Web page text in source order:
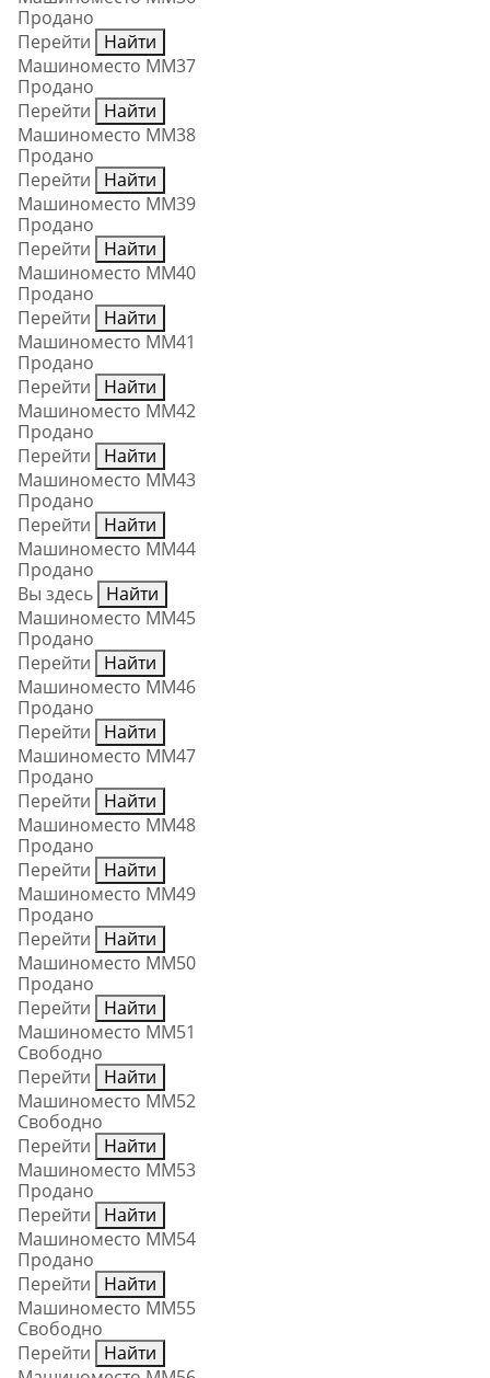
Продано
Перейти
Найти
Машиноместо ММ37
Продано
Перейти
Найти
Машиноместо ММ38
Продано
Перейти
Найти
Машиноместо ММ39
Продано
Перейти
Найти
Машиноместо ММ40
Продано
Перейти
Найти
Машиноместо ММ41
Продано
Перейти
Найти
Машиноместо ММ42
Продано
Перейти
Найти
Машиноместо ММ43
Продано
Перейти
Найти
Машиноместо ММ44
Продано
Вы здесь Найти
Машиноместо ММ45
Продано
Перейти
Найти
Машиноместо ММ46
Продано
Перейти
Найти
Машиноместо ММ47
Продано
Перейти
Найти
Машиноместо ММ48
Продано
Перейти
Найти
Машиноместо ММ49
Продано
Перейти
Найти
Машиноместо ММ50
Продано
Перейти
Найти
Машиноместо ММ51
Свободно
Перейти
Найти
Машиноместо ММ52
Свободно
Перейти
Найти
Машиноместо ММ53
Продано
Перейти
Найти
Машиноместо ММ54
Продано
Перейти
Найти
Машиноместо ММ55
Свободно
Перейти
Найти